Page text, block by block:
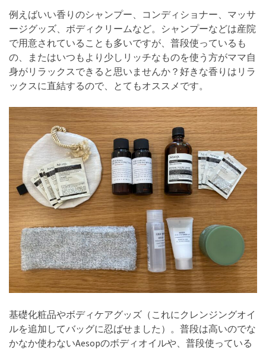
例えばいい香りのシャンプー、コンディショナー、マッサ
ージグッズ、ボディクリームなど。シャンプーなどは産院
で用意されていることも多いですが、普段使っているも
の、またはいつもより少しリッチなものを使う方がママ自
身がリラックスできると思いませんか？好きな香りはリラ
ックスに直結するので、とてもオススメです。
基礎化粧品やボディケアグッズ（これにクレンジングオイ
ルを追加してバッグに忍ばせました）。普段は高いのでな
かなか使わないAesopのボディオイルや、普段使っている